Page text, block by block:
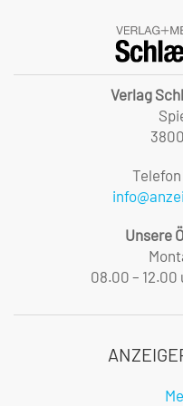
Verlag
Telefon
Unsere
08.00 – 12.00